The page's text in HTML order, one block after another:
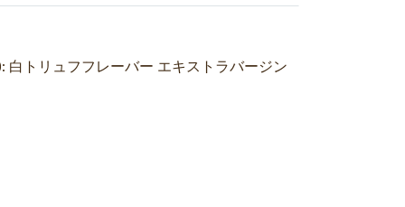
白トリュフフレーバー エキストラバージン